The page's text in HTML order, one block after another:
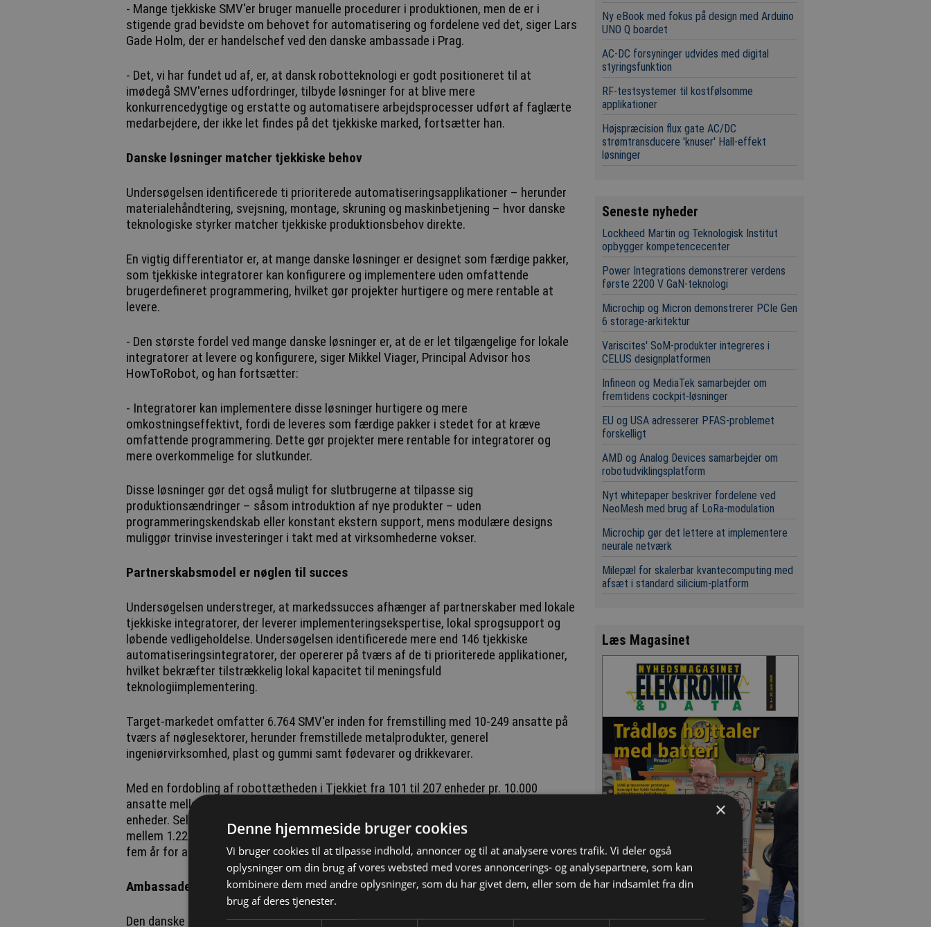
- Mange tjekkiske SMV'er bruger manuelle procedurer i produktionen, men de er i
stigende grad bevidste om behovet for automatisering og fordelene ved det, siger Lars
Gade Holm, der er handelschef ved den danske ambassade i Prag.
- Det, vi har fundet ud af, er, at dansk robotteknologi er godt positioneret til at
imødegå SMV'ernes udfordringer, tilbyde løsninger for at blive mere
konkurrencedygtige og erstatte og automatisere arbejdsprocesser udført af faglærte
medarbejdere, der ikke let findes på det tjekkiske marked, fortsætter han.
Danske løsninger matcher tjekkiske behov
Undersøgelsen identificerede ti prioriterede automatiseringsapplikationer – herunder
materialehåndtering, svejsning, montage, skruning og maskinbetjening – hvor danske
teknologiske styrker matcher tjekkiske produktionsbehov direkte.
En vigtig differentiator er, at mange danske løsninger er designet som færdige pakker,
som tjekkiske integratorer kan konfigurere og implementere uden omfattende
brugerdefineret programmering, hvilket gør projekter hurtigere og mere rentable at
levere.
- Den største fordel ved mange danske løsninger er, at de er let tilgængelige for lokale
integratorer at levere og konfigurere, siger Mikkel Viager, Principal Advisor hos
HowToRobot, og han fortsætter:
- Integratorer kan implementere disse løsninger hurtigere og mere
omkostningseffektivt, fordi de leveres som færdige pakker i stedet for at kræve
omfattende programmering. Dette gør projekter mere rentable for integratorer og
mere overkommelige for slutkunder.
Disse løsninger gør det også muligt for slutbrugerne at tilpasse sig
produktionsændringer – såsom introduktion af nye produkter – uden
programmeringskendskab eller konstant ekstern support, mens modulære designs
muliggør trinvise investeringer i takt med at virksomhederne vokser.
Partnerskabsmodel er nøglen til succes
Undersøgelsen understreger, at markedssucces afhænger af partnerskaber med lokale
tjekkiske integratorer, der leverer implementeringsekspertise, lokal sprogsupport og
løbende vedligeholdelse. Undersøgelsen identificerede mere end 146 tjekkiske
automatiseringsintegratorer, der opererer på tværs af de ti prioriterede applikationer,
hvilket bekræfter tilstrækkelig lokal kapacitet til meningsfuld
teknologiimplementering.
Target-markedet omfatter 6.764 SMV'er inden for fremstilling med 10-249 ansatte på
tværs af nøglesektorer, herunder fremstillede metalprodukter, generel
ingeniørvirksomhed, plast og gummi samt fødevarer og drikkevarer.
Med en fordobling af robottætheden i Tjekkiet fra 101 til 207 enheder pr. 10.000
ansatte mellem 2016 og 2023 nærmer landet sig hurtigt EU-gennemsnittet på 219
enheder. Selv med konservative vækstrater vil tjekkiske producenter have brug for
mellem 1.223 og 2.197 yderligere automatiseringssystemer i løbet af de næste tre til
fem år for at opretholde konkurrenceevnen.
Ambassadens støtte til markedsadgang
Den danske ambassade i Prag er i gang med at udvikle konkrete støttepakker for at
Ny eBook med fokus på design med Arduino
UNO Q boardet
AC-DC forsyninger udvides med digital
styringsfunktion
RF-testsystemer til kostfølsomme
applikationer
Højspræcision flux gate AC/DC
strømtransducere 'knuser' Hall-effekt
løsninger
Seneste nyheder
Lockheed Martin og Teknologisk Institut
opbygger kompetencecenter
Power Integrations demonstrerer verdens
første 2200 V GaN-teknologi
Microchip og Micron demonstrerer PCIe Gen
6 storage-arkitektur
Variscites' SoM-produkter integreres i
CELUS designplatformen
Infineon og MediaTek samarbejder om
fremtidens cockpit-løsninger
EU og USA adresserer PFAS-problemet
forskelligt
AMD og Analog Devices samarbejder om
robotudviklingsplatform
Nyt whitepaper beskriver fordelene ved
NeoMesh med brug af LoRa-modulation
Microchip gør det lettere at implementere
neurale netværk
Milepæl for skalerbar kvantecomputing med
afsæt i standard silicium-platform
Læs Magasinet
×
Denne hjemmeside bruger cookies
Vi bruger cookies til at tilpasse indhold, annoncer og til at analysere vores trafik. Vi deler også
oplysninger om din brug af vores websted med vores annoncerings- og analysepartnere, som kan
kombinere dem med andre oplysninger, som du har givet dem, eller som de har indsamlet fra din
brug af deres tjenester.